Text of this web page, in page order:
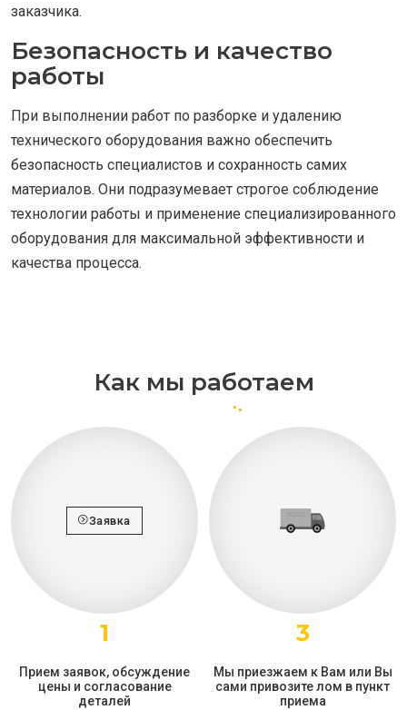
заказчика.
Безопасность и качество
работы
При выполнении работ по разборке и удалению
технического оборудования важно обеспечить
безопасность специалистов и сохранность самих
материалов. Они подразумевает строгое соблюдение
технологии работы и применение специализированного
оборудования для максимальной эффективности и
качества процесса.
Как мы работаем
Заявка
1
Прием заявок, обсуждение
цены и согласование
деталей
3
Мы приезжаем к Вам или Вы
сами привозите лом в пункт
приема